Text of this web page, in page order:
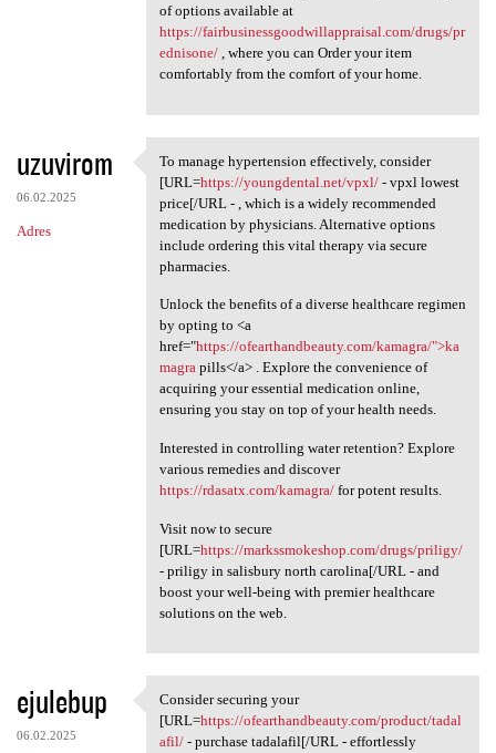
of options available at
https://fairbusinessgoodwillappraisal.com/drugs/pr
ednisone/, where you can Order your item
comfortably from the comfort of your home.
uzuvirom
06.02.2025
Adres
To manage hypertension
To manage hypertension effectively, consider
[URL=https://youngdental.net/vpxl/- vpxl lowest
price[/URL - , which is a widely recommended
medication by physicians. Alternative options
include ordering this vital therapy via secure
pharmacies.
Unlock the benefits of a diverse healthcare regimen
by opting to <a
href="https://ofearthandbeauty.com/kamagra/">ka
magrapills</a> . Explore the convenience of
acquiring your essential medication online,
ensuring you stay on top of your health needs.
Interested in controlling water retention? Explore
various remedies and discover
https://rdasatx.com/kamagra/for potent results.
Visit now to secure
[URL=https://markssmokeshop.com/drugs/priligy/
- priligy in salisbury north carolina[/URL - and
boost your well-being with premier healthcare
solutions on the web.
ejulebup
06.02.2025
Consider securing your [URL
Consider securing your
[URL=https://ofearthandbeauty.com/product/tadal
afil/- purchase tadalafil[/URL - effortlessly